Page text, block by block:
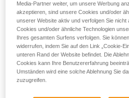
Media-Partner weiter, um unsere Werbung
akzeptieren, sind unsere Cookies und/oder
unserer Website aktiv und verfolgen Sie nicht
Cookies und/oder ähnliche Technologien
Ihres gesamten Surfens verfolgen. Sie
widerrufen, indem Sie auf den Link „Cookie-
unteren Rand der Website befindet. Die
Cookies kann Ihre Benutzererfahrung
Umständen wird eine solche Ablehnung Sie
zuzugreifen.